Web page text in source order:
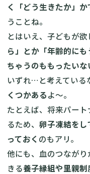
く「どう生きたか」
うことね。
とはいえ、子どもが
ら」とか「年齢的に
ちゃうのももったいな
いずれ…と考えている
くつかあるよ〜。
たとえば、将来パー
るため、 卵子凍結をし
っておく のもアリ。
他にも、血のつなが
きる養子縁組や里親